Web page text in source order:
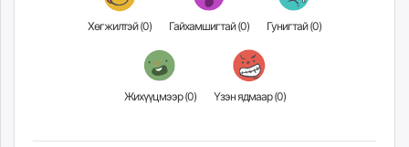
Хөгжилтэй (0) Гайхамшигтай (0) Гунигтай (0)
Жихүүцмээр (0) Үзэн ядмаар (0)